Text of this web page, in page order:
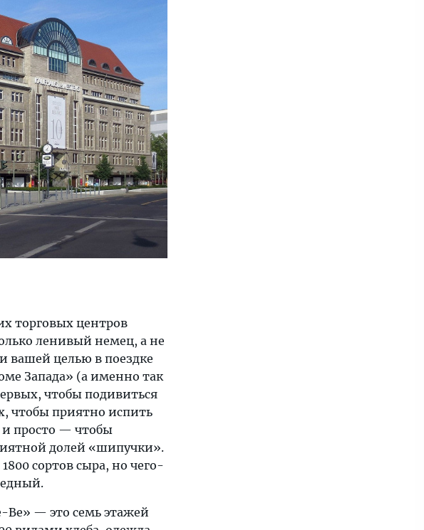
торговых центров
ленивый немец, а не
вашей целью в поездке
Запада» (а именно так
чтобы подивиться
чтобы приятно испить
и просто — чтобы
долей «шипучки».
сортов сыра, но чего-
Ве» — это семь этажей